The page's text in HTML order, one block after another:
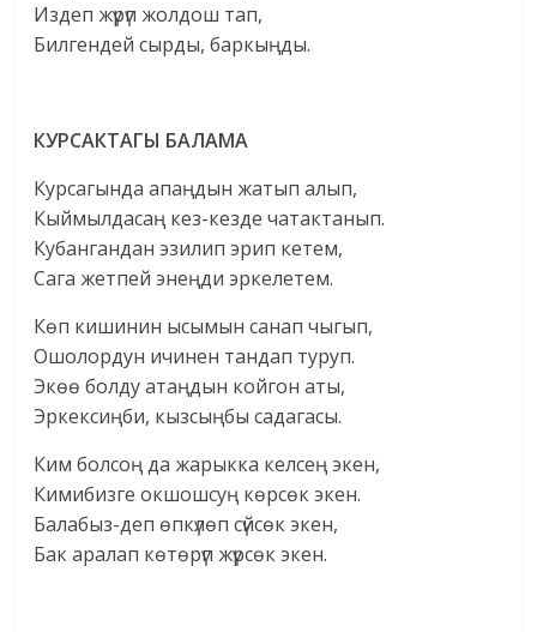
Издеп жүрүп жолдош тап,
Билгендей сырды, баркыңды.
КУРСАКТАГЫ БАЛАМА
Курсагында апаңдын жатып алып,
Кыймылдасаң кез-кезде чатактанып.
Кубангандан эзилип эрип кетем,
Сага жетпей энеңди эркелетем.
Көп кишинин ысымын санап чыгып,
Ошолордун ичинен тандап туруп.
Экөө болду атаңдын койгон аты,
Эркексиңби, кызсыңбы садагасы.
Ким болсоң да жарыкка келсең экен,
Кимибизге окшошсуң көрсөк экен.
Балабыз-деп өпкүлөп сүйсөк экен,
Бак аралап көтөрүп жүрсөк экен.